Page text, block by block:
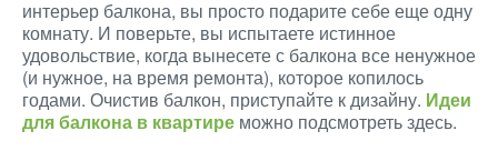
интерьер балкона, вы просто подарите себе еще одну
комнату. И поверьте, вы испытаете истинное
удовольствие, когда вынесете с балкона все ненужное
(и нужное, на время ремонта), которое копилось
годами. Очистив балкон, приступайте к дизайну. Идеи
для балкона в квартире можно подсмотреть здесь.